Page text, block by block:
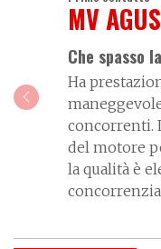
MV
Che spasso
Ha
concorrenti.
del motore
la qualità è